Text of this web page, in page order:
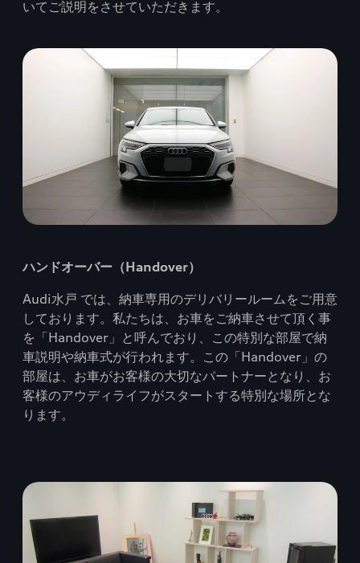
いてご説明をさせていただきます。
ハンドオーバー（Handover）
Audi水戸 では、納車専用のデリバリールームをご用意
しております。私たちは、お車をご納車させて頂く事
を「Handover」と呼んでおり、この特別な部屋で納
車説明や納車式が行われます。この「Handover」の
部屋は、お車がお客様の大切なパートナーとなり、お
客様のアウディライフがスタートする特別な場所とな
ります。